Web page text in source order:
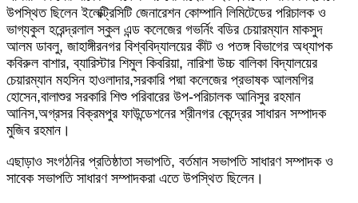
উপস্থিত ছিলেন ইলেক্ট্রিসিটি জেনারেশন কোম্পানি লিমিটেডের পরিচালক ও
ভাগ্যকুল হরেন্দ্রলাল স্কুল এন্ড কলেজের গভর্নিং বডির চেয়ারম্যান মাকসুদ
আলম ডাবলু, জাহাঙ্গীরনগর বিশ্ববিদ্যালয়ের কীট ও পতঙ্গ বিভাগের অধ্যাপক
কবিরুল বাশার, ব্যারিস্টার শিমুল কিবরিয়া, নারিশা উচ্চ বালিকা বিদ্যালয়ের
চেয়ারম্যান মহসিন হাওলাদার,সরকারি পদ্মা কলেজের প্রভাষক আলমগির
হোসেন,বালাশুর সরকারি শিশু পরিবারের উপ-পরিচালক আনিসুর রহমান
আনিস,অগ্রসর বিক্রমপুর ফাউন্ডেশনের শ্রীনগর কেন্দ্রের সাধারন সম্পাদক
মুজিব রহমান।
এছাড়াও সংগঠনির প্রতিষ্ঠাতা সভাপতি, বর্তমান সভাপতি সাধারণ সম্পাদক ও
সাবেক সভাপতি সাধারণ সম্পাদকরা এতে উপস্থিত ছিলেন।